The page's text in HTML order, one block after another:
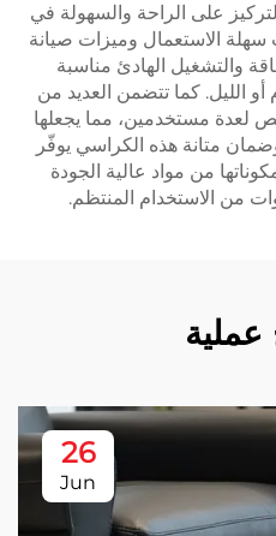
التركيز على الراحة والسهولة في
الاستعمال وميزات صيانة
والتشغيل الهادئ مناسبة
الليل. كما تتضمن العديد من
لعدة مستخدمين، مما يجعلها
متانة هذه الكراسي يوفّر
من مواد عالية الجودة
من الاستخدام المنتظم.
عملية
26
Jun